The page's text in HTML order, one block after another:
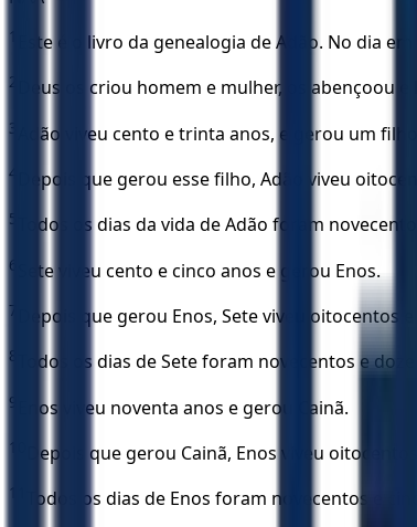
1 Este é o livro da genealogia de Adão. No dia
2 Deus os criou homem e mulher, os abençoou
3 Adão viveu cento e trinta anos, e gerou um
4 Depois que gerou esse filho, Adão viveu
5 Todos os dias da vida de Adão foram
6 Sete viveu cento e cinco anos e gerou Enos.
7 Depois que gerou Enos, Sete viveu oitocentos
8 Todos os dias de Sete foram novecentos e
9 Enos viveu noventa anos e gerou Cainã.
10 Depois que gerou Cainã, Enos viveu
11 Todos os dias de Enos foram novecentos e